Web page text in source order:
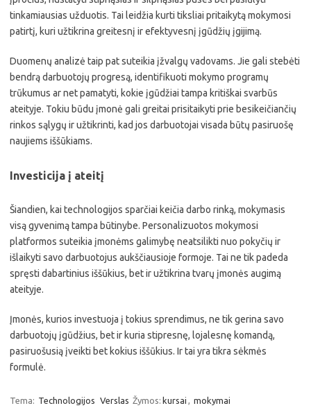
tinkamiausias užduotis. Tai leidžia kurti tiksliai pritaikytą mokymosi
patirtį, kuri užtikrina greitesnį ir efektyvesnį įgūdžių įgijimą.
Duomenų analizė taip pat suteikia įžvalgų vadovams. Jie gali stebėti
bendrą darbuotojų progresą, identifikuoti mokymo programų
trūkumus ar net pamatyti, kokie įgūdžiai tampa kritiškai svarbūs
ateityje. Tokiu būdu įmonė gali greitai prisitaikyti prie besikeičiančių
rinkos sąlygų ir užtikrinti, kad jos darbuotojai visada būtų pasiruošę
naujiems iššūkiams.
Investicija į ateitį
Šiandien, kai technologijos sparčiai keičia darbo rinką, mokymasis
visą gyvenimą tampa būtinybe. Personalizuotos mokymosi
platformos suteikia įmonėms galimybę neatsilikti nuo pokyčių ir
išlaikyti savo darbuotojus aukščiausioje formoje. Tai ne tik padeda
spręsti dabartinius iššūkius, bet ir užtikrina tvarų įmonės augimą
ateityje.
Įmonės, kurios investuoja į tokius sprendimus, ne tik gerina savo
darbuotojų įgūdžius, bet ir kuria stipresnę, lojalesnę komandą,
pasiruošusią įveikti bet kokius iššūkius. Ir tai yra tikra sėkmės
formulė.
Tema: Technologijos Verslas Žymos: kursai , mokymai